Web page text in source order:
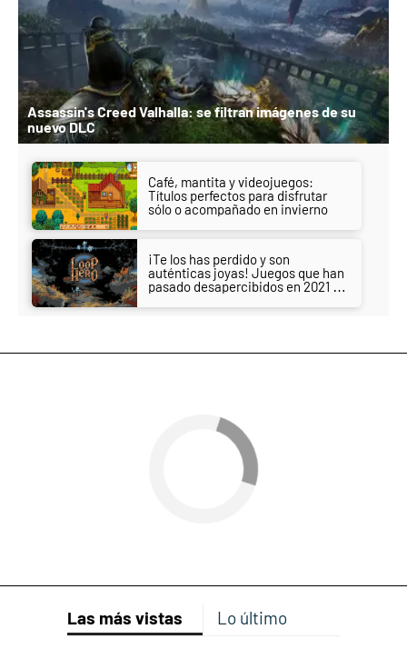
Assassin's Creed Valhalla: se filtran imágenes de su
nuevo DLC
Café, mantita y videojuegos:
Títulos perfectos para disfrutar
sólo o acompañado en invierno
¡Te los has perdido y son
auténticas joyas! Juegos que han
pasado desapercibidos en 2021 y
Las más vistas Lo último